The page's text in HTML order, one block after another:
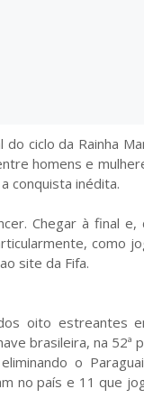
ciclo da Rainha
homens e
conquista inédita.
Chegar à final
como
site da Fifa.
oito estreantes
brasileira, na 52ª
o
no país e 11 que